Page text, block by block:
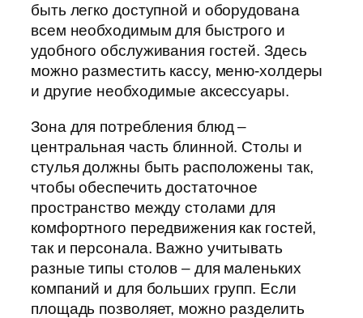
быть легко доступной и оборудована
всем необходимым для быстрого и
удобного обслуживания гостей. Здесь
можно разместить кассу, меню-холдеры
и другие необходимые аксессуары.
Зона для потребления блюд –
центральная часть блинной. Столы и
стулья должны быть расположены так,
чтобы обеспечить достаточное
пространство между столами для
комфортного передвижения как гостей,
так и персонала. Важно учитывать
разные типы столов – для маленьких
компаний и для больших групп. Если
площадь позволяет, можно разделить